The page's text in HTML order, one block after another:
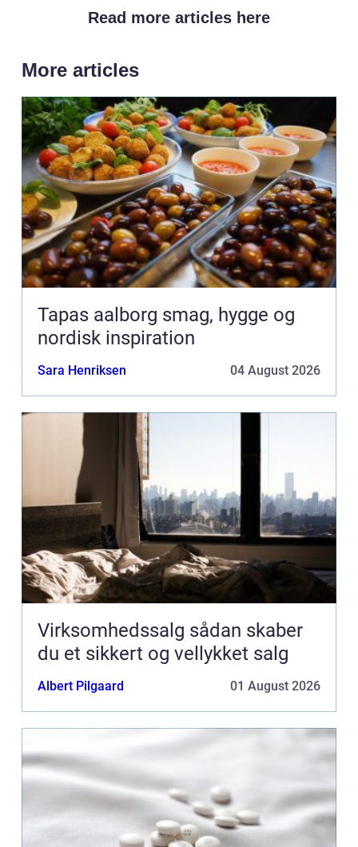
Read more articles here
More articles
Tapas aalborg smag, hygge og
nordisk inspiration
Sara Henriksen 04 August 2026
Virksomhedssalg sådan skaber
du et sikkert og vellykket salg
Albert Pilgaard 01 August 2026